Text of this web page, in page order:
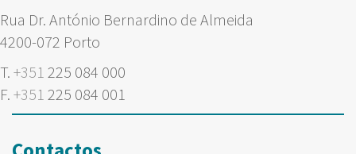
Rua Dr. António Bernardino de Almeida
4200-072 Porto
T. +351 225 084 000
F. +351 225 084 001